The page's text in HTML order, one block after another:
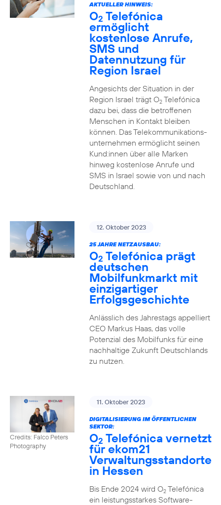
AKTUELLER HINWEIS:
O2 Telefónica
ermöglicht
kostenlose Anrufe,
SMS und
Datennutzung für
Region Israel
Angesichts der Situation in der
Region Israel trägt O2Telefónica
dazu bei, dass die betroffenen
Menschen in Kontakt bleiben
können. Das Telekommunikations­
unternehmen ermöglicht seinen
Kund:innen über alle Marken
hinweg kostenlose Anrufe und
SMS in Israel sowie von und nach
Deutschland.
12. Oktober 2023
25 JAHRE NETZAUSBAU:
O2 Telefónica prägt
deutschen
Mobilfunkmarkt mit
einzigartiger
Erfolgsgeschichte
Anlässlich des Jahrestags appelliert
CEO Markus Haas, das volle
Potenzial des Mobilfunks für eine
nachhaltige Zukunft Deutschlands
zu nutzen.
Credits: Falco Peters
Photography
11. Oktober 2023
DIGITALISIERUNG IM ÖFFENTLICHEN
SEKTOR:
O2 Telefónica vernetzt
für ekom21
Verwaltungsstandorte
in Hessen
Bis Ende 2024 wird O2Telefónica
ein leistungsstarkes Software-